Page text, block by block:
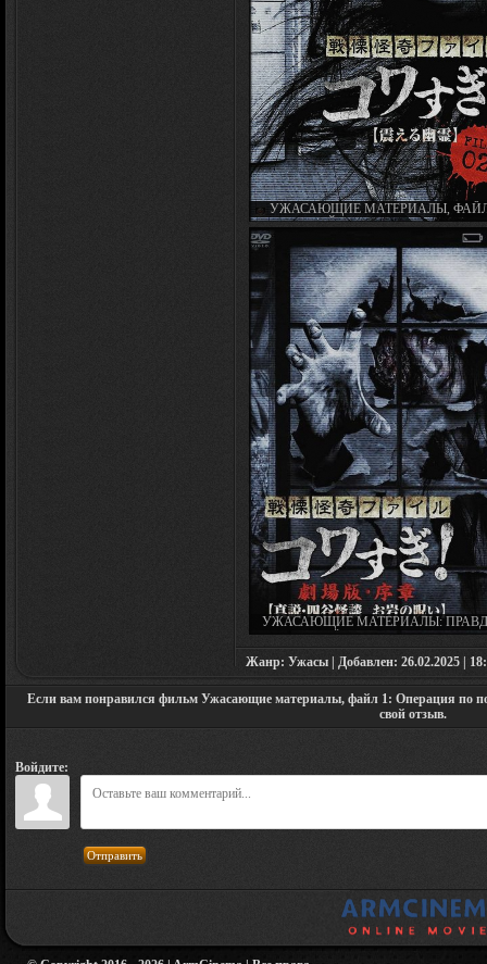
УЖАСАЮЩИЕ МАТЕРИАЛЫ,
ДРОЖАЩИЙ ПРИЗРАК / SENRITSU
FILE KOWASUGI FILE 02 (2012)
УЖАСАЮЩИЕ МАТЕРИАЛЫ:
ПРИЗРАКАХ ЁЦУИ И ПРОКЛЯТИИ
SENRITSU KAIKI FILE (2014)
Жанр: Ужасы | Добавлен: 26.02.2025 |
Если вам понравился фильм Ужасающие материалы, файл 1: Операция по
свой отзыв.
Войдите:
Отправить